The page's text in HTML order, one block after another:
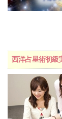
西洋占星術初